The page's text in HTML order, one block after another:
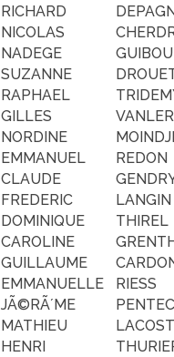
RICHARD
NICOLAS
NADEGE
SUZANNE
RAPHAEL
GILLES
NORDINE
EMMANUEL
REDON
CLAUDE
FREDERIC
LANGIN
DOMINIQUE
THIREL
CAROLINE
GUILLAUME
EMMANUELLE
RIESS
JÃ©RÃ´ME
MATHIEU
HENRI